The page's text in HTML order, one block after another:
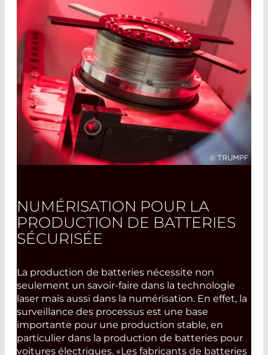
NUMÉRISATION POUR LA
PRODUCTION DE BATTERIES
SÉCURISÉE
La production de batteries nécessite non
seulement un savoir-faire dans la technologie
laser mais aussi dans la numérisation. En effet, la
surveillance des processus est une base
importante pour une production stable, en
particulier dans la production de batteries pour
voitures électriques. «Les fabricants de batteries